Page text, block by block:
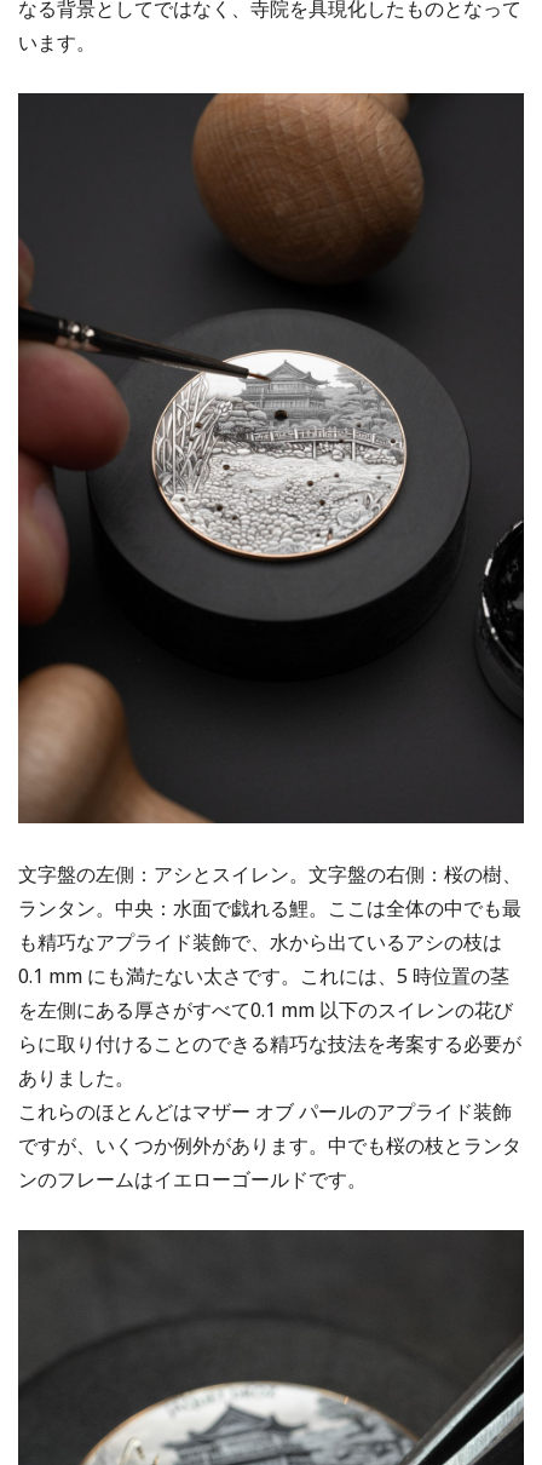
なる背景としてではなく、寺院を具現化したものとなって
います。
文字盤の左側：アシとスイレン。文字盤の右側：桜の樹、
ランタン。中央：水面で戯れる鯉。ここは全体の中でも最
も精巧なアプライド装飾で、水から出ているアシの枝は
0.1 mm にも満たない太さです。これには、5 時位置の茎
を左側にある厚さがすべて0.1 mm 以下のスイレンの花び
らに取り付けることのできる精巧な技法を考案する必要が
ありました。
これらのほとんどはマザー オブ パールのアプライド装飾
ですが、いくつか例外があります。中でも桜の枝とランタ
ンのフレームはイエローゴールドです。